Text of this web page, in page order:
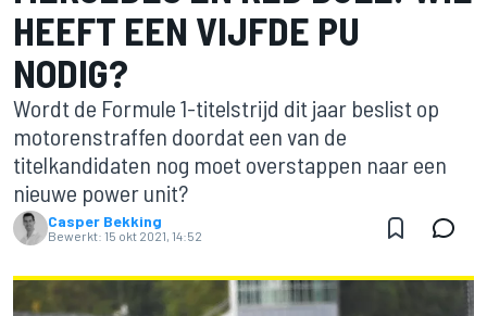
HEEFT EEN VIJFDE PU
NODIG?
Wordt de Formule 1-titelstrijd dit jaar beslist op
motorenstraffen doordat een van de
titelkandidaten nog moet overstappen naar een
nieuwe power unit?
Casper Bekking
Bewerkt: 15 okt 2021, 14:52